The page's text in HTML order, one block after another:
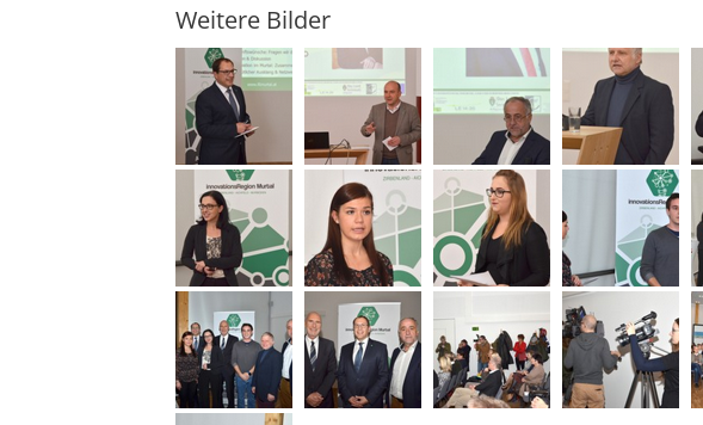
Weitere Bilder